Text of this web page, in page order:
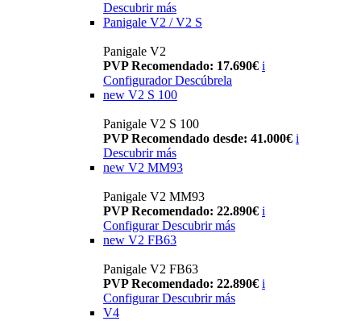
Descubrir más
Panigale V2 / V2 S
Panigale V2
PVP Recomendado: 17.690€ i
Configurador Descúbrela
new V2 S 100
Panigale V2 S 100
PVP Recomendado desde: 41.000€ i
Descubrir más
new V2 MM93
Panigale V2 MM93
PVP Recomendado: 22.890€ i
Configurar Descubrir más
new V2 FB63
Panigale V2 FB63
PVP Recomendado: 22.890€ i
Configurar Descubrir más
V4